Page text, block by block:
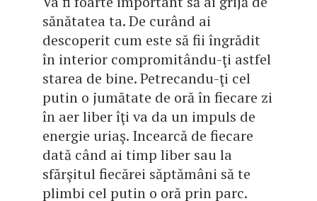
sănătatea ta. De curând ai
descoperit cum este să fii îngrădit
în interior compromitându-ţi astfel
starea de bine. Petrecandu-ţi cel
putin o jumătate de oră în fiecare zi
în aer liber îţi va da un impuls de
energie uriaş. Incearcă de fiecare
dată când ai timp liber sau la
sfărşitul fiecărei săptămâni să te
plimbi cel putin o oră prin parc.